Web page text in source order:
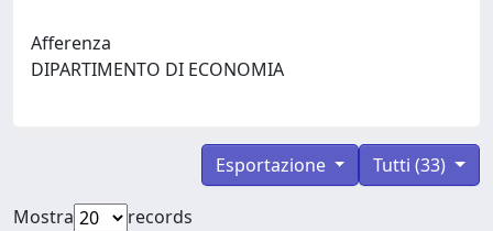
Afferenza
DIPARTIMENTO DI ECONOMIA
Tutti (33)
Esportazione
Mostra
records